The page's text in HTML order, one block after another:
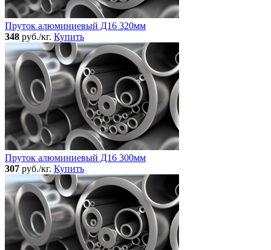
Пруток алюминиевый Д16 320мм
348 руб./кг. Купить
Пруток алюминиевый Д16 300мм
307 руб./кг. Купить